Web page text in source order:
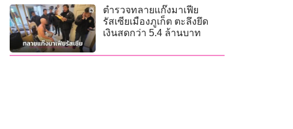
ตำรวจทลายแก๊งมาเฟีย
รัสเซียเมืองภูเก็ต ตะลึงยึด
เงินสดกว่า 5.4 ล้านบาท